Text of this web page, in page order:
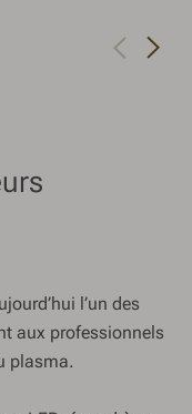
Aller à la slide
Aller à la prochaine slide
l’un des
aux professionnels
plasma.